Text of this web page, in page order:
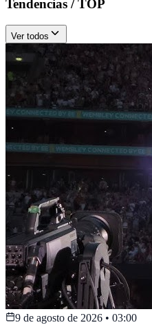
Tendencias / TOP
Ver todos
9 de agosto de 2026 • 03:00